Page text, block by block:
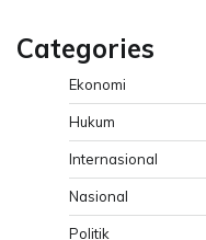
Categories
Ekonomi
Hukum
Internasional
Nasional
Politik